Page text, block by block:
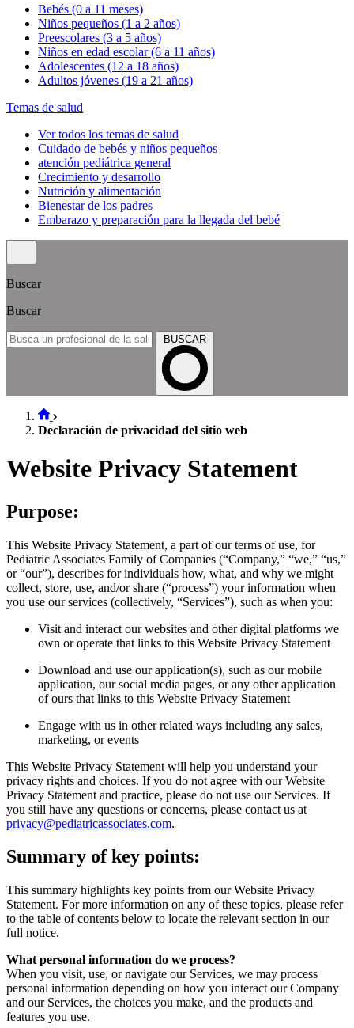
Bebés (0 a 11 meses)
Niños pequeños (1 a 2 años)
Preescolares (3 a 5 años)
Niños en edad escolar (6 a 11 años)
Adolescentes (12 a 18 años)
Adultos jóvenes (19 a 21 años)
Temas de salud
Ver todos los temas de salud
Cuidado de bebés y niños pequeños
atención pediátrica general
Crecimiento y desarrollo
Nutrición y alimentación
Bienestar de los padres
Embarazo y preparación para la llegada del bebé
Buscar
Buscar
BUSCAR
Declaración de privacidad del sitio web
Website Privacy Statement
Purpose:
This Website Privacy Statement, a part of our terms of use, for
Pediatric Associates Family of Companies (“Company,” “we,” “us,”
or “our”), describes for individuals how, what, and why we might
collect, store, use, and/or share (“process”) your information when
you use our services (collectively, “Services”), such as when you:
Visit and interact our websites and other digital platforms we
own or operate that links to this Website Privacy Statement
Download and use our application(s), such as our mobile
application, our social media pages, or any other application
of ours that links to this Website Privacy Statement
Engage with us in other related ways including any sales,
marketing, or events
This Website Privacy Statement will help you understand your
privacy rights and choices. If you do not agree with our Website
Privacy Statement and practice, please do not use our Services. If
you still have any questions or concerns, please contact us at
privacy@pediatricassociates.com.
Summary of key points:
This summary highlights key points from our Website Privacy
Statement. For more information on any of these topics, please refer
to the table of contents below to locate the relevant section in our
full notice.
What personal information do we process?
When you visit, use, or navigate our Services, we may process
personal information depending on how you interact our Company
and our Services, the choices you make, and the products and
features you use.